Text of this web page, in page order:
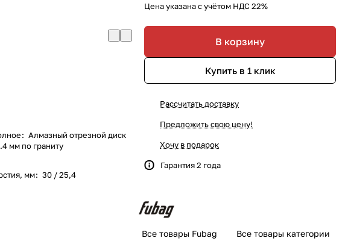
: Алмазный отрезной диск
мм по граниту
мм: 30 / 25,4
Цена указана с учётом НДС 22%
В корзину
Купить в 1 клик
Рассчитать доставку
Предложить свою цену!
Хочу в подарок
Гарантия 2 года
Все товары Fubag Все товары категории